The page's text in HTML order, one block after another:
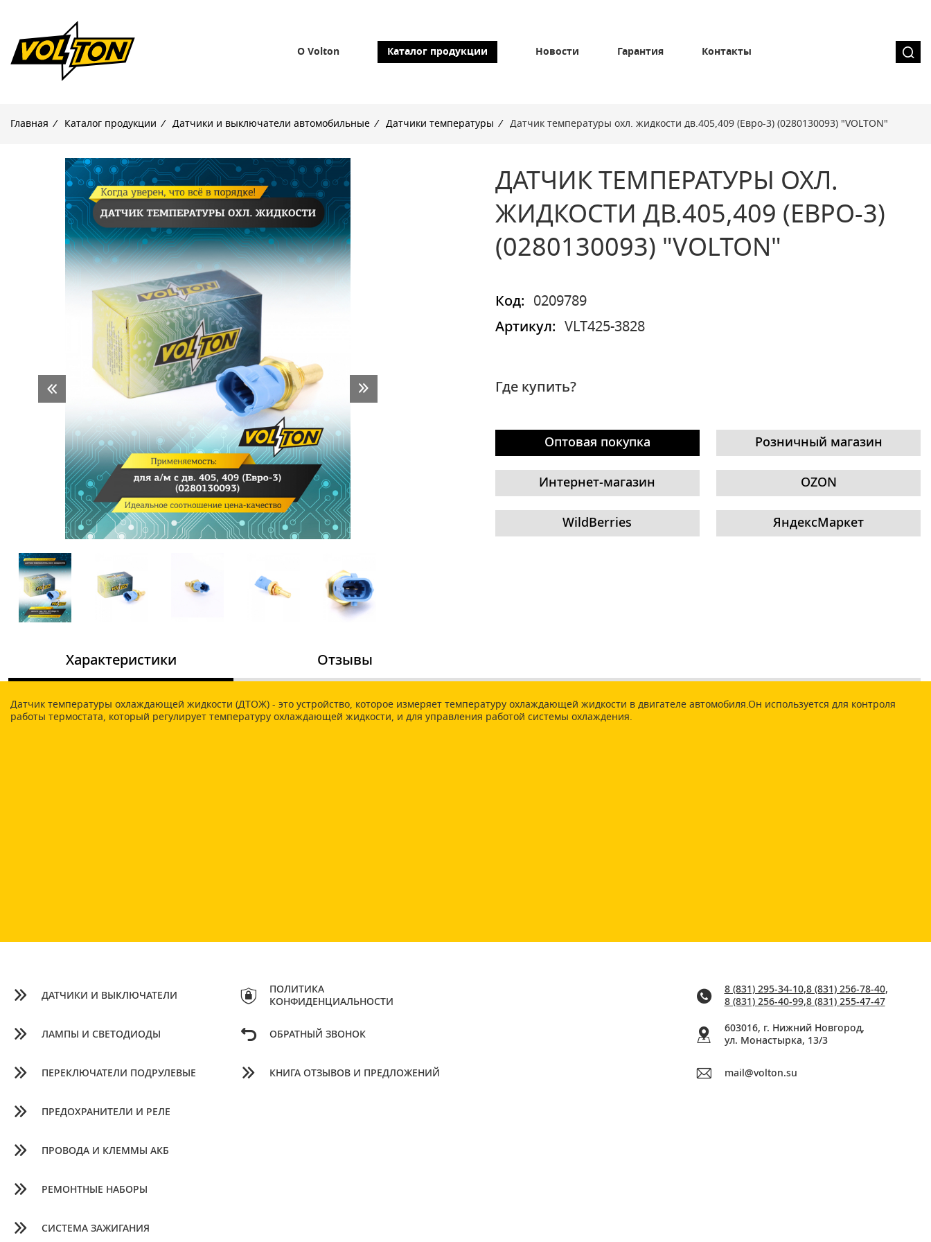
О Volton Каталог продукции Новости Гарантия Контакты
Главная / Каталог продукции / Датчики и выключатели автомобильные / Датчики температуры / Датчик температуры охл. жидкости дв.405,409 (Евро-3) (0280130093) "VOLTON"
ДАТЧИК ТЕМПЕРАТУРЫ ОХЛ.
ЖИДКОСТИ ДВ.405,409 (ЕВРО-3)
(0280130093) "VOLTON"
Код:
0209789
Артикул:
VLT425-3828
Где купить?
Оптовая покупка Розничный магазин
Интернет-магазин OZON
WildBerries ЯндексМаркет
Характеристики
Датчик температуры охлаждающей жидкости (ДТОЖ) - это устройство, которое измеряет температуру охлаждающей жидкости в двигателе автомобиля.Он используется для контроля
работы термостата, который регулирует температуру охлаждающей жидкости, и для управления работой системы охлаждения.
Отзывы
ДАТЧИКИ И ВЫКЛЮЧАТЕЛИ
ЛАМПЫ И СВЕТОДИОДЫ
ПЕРЕКЛЮЧАТЕЛИ ПОДРУЛЕВЫЕ
ПРЕДОХРАНИТЕЛИ И РЕЛЕ
ПРОВОДА И КЛЕММЫ АКБ
РЕМОНТНЫЕ НАБОРЫ
СИСТЕМА ЗАЖИГАНИЯ
ПОЛИТИКА
КОНФИДЕНЦИАЛЬНОСТИ
ОБРАТНЫЙ ЗВОНОК
КНИГА ОТЗЫВОВ И ПРЕДЛОЖЕНИЙ
8 (831) 295-34-10,8 (831) 256-78-40,
8 (831) 256-40-99,8 (831) 255-47-47
603016, г. Нижний Новгород,
ул. Монастырка, 13/3
mail@volton.su